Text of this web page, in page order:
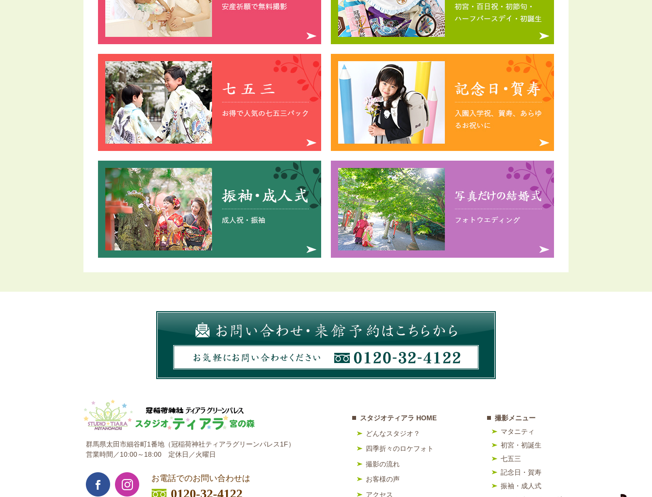
スタジオティアラ HOME
どんなスタジオ？
四季折々のロケフォト
撮影の流れ
お客様の声
アクセス
撮影メニュー
マタニティ
初宮・初誕生
七五三
記念日・賀寿
振袖・成人式
群馬県太田市細谷町1番地（冠稲荷神社ティアラグリーンパレス1F）
営業時間／10:00～18:00 定休日／火曜日
お電話でのお問い合わせは
0120-32-4122